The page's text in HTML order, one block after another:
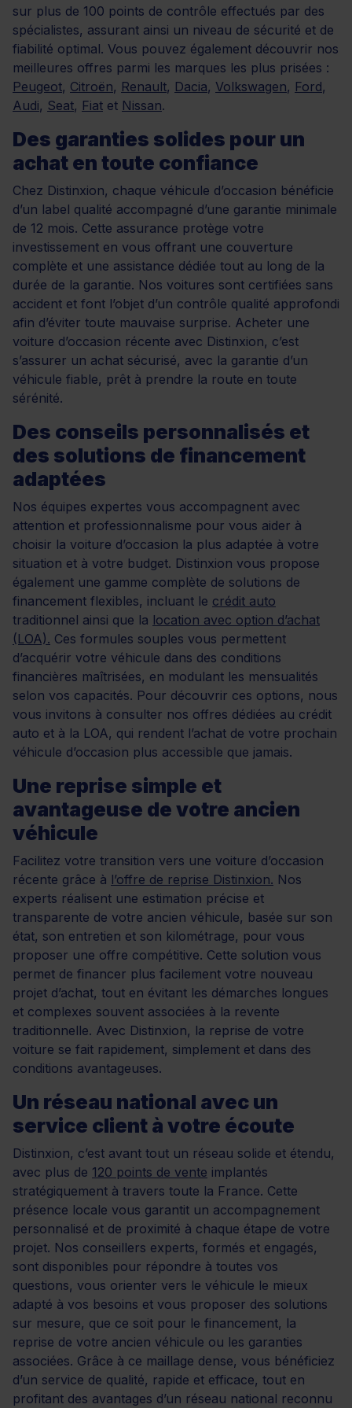
sur plus de 100 points de contrôle effectués par des
spécialistes, assurant ainsi un niveau de sécurité et de
fiabilité optimal. Vous pouvez également découvrir nos
meilleures offres parmi les marques les plus prisées :
Peugeot, Citroën, Renault, Dacia, Volkswagen, Ford,
Audi, Seat, Fiat et Nissan.
Des garanties solides pour un
achat en toute confiance
Chez Distinxion, chaque véhicule d’occasion bénéficie
d’un label qualité accompagné d’une garantie minimale
de 12 mois. Cette assurance protège votre
investissement en vous offrant une couverture
complète et une assistance dédiée tout au long de la
durée de la garantie. Nos voitures sont certifiées sans
accident et font l’objet d’un contrôle qualité approfondi
afin d’éviter toute mauvaise surprise. Acheter une
voiture d’occasion récente avec Distinxion, c’est
s’assurer un achat sécurisé, avec la garantie d’un
véhicule fiable, prêt à prendre la route en toute
sérénité.
Des conseils personnalisés et
des solutions de financement
adaptées
Nos équipes expertes vous accompagnent avec
attention et professionnalisme pour vous aider à
choisir la voiture d’occasion la plus adaptée à votre
situation et à votre budget. Distinxion vous propose
également une gamme complète de solutions de
financement flexibles, incluant le crédit auto
traditionnel ainsi que la location avec option d’achat
(LOA). Ces formules souples vous permettent
d’acquérir votre véhicule dans des conditions
financières maîtrisées, en modulant les mensualités
selon vos capacités. Pour découvrir ces options, nous
vous invitons à consulter nos offres dédiées au crédit
auto et à la LOA, qui rendent l’achat de votre prochain
véhicule d’occasion plus accessible que jamais.
Une reprise simple et
avantageuse de votre ancien
véhicule
Facilitez votre transition vers une voiture d’occasion
récente grâce à l’offre de reprise Distinxion. Nos
experts réalisent une estimation précise et
transparente de votre ancien véhicule, basée sur son
état, son entretien et son kilométrage, pour vous
proposer une offre compétitive. Cette solution vous
permet de financer plus facilement votre nouveau
projet d’achat, tout en évitant les démarches longues
et complexes souvent associées à la revente
traditionnelle. Avec Distinxion, la reprise de votre
voiture se fait rapidement, simplement et dans des
conditions avantageuses.
Un réseau national avec un
service client à votre écoute
Distinxion, c’est avant tout un réseau solide et étendu,
avec plus de 120 points de vente implantés
stratégiquement à travers toute la France. Cette
présence locale vous garantit un accompagnement
personnalisé et de proximité à chaque étape de votre
projet. Nos conseillers experts, formés et engagés,
sont disponibles pour répondre à toutes vos
questions, vous orienter vers le véhicule le mieux
adapté à vos besoins et vous proposer des solutions
sur mesure, que ce soit pour le financement, la
reprise de votre ancien véhicule ou les garanties
associées. Grâce à ce maillage dense, vous bénéficiez
d’un service de qualité, rapide et efficace, tout en
profitant des avantages d’un réseau national reconnu